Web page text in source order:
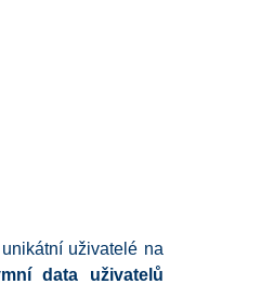
uživatelé na
data uživatelů